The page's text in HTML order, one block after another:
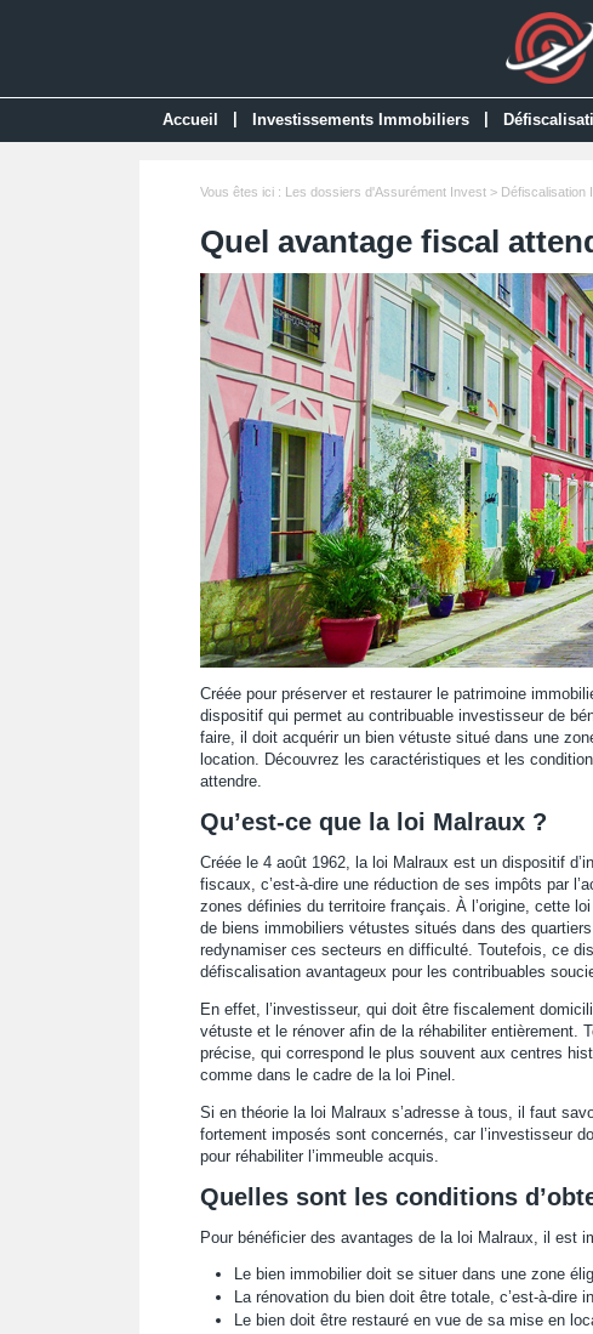
Accueil Investissements Immobiliers
Vous êtes ici : Les dossiers d'Assurément Invest> Défiscalisation
Quel avantage fiscal
Créée pour préserver et restaurer le patrimoine
dispositif qui permet au contribuable investisseur de
faire, il doit acquérir un bien vétuste situé dans une
location. Découvrez les caractéristiques et les
attendre.
Qu’est-ce que la loi Malraux ?
Créée le 4 août 1962, la loi Malraux est un dispositif
fiscaux, c’est-à-dire une réduction de ses impôts par
zones définies du territoire français. À l’origine, cette
de biens immobiliers vétustes situés dans des
redynamiser ces secteurs en difficulté. Toutefois, ce
défiscalisation avantageux pour les contribuables
En effet, l’investisseur, qui doit être fiscalement
vétuste et le rénover afin de la réhabiliter entièrement.
précise, qui correspond le plus souvent aux centres
comme dans le cadre de la loi Pinel.
Si en théorie la loi Malraux s’adresse à tous, il faut
fortement imposés sont concernés, car l’investisseur
pour réhabiliter l’immeuble acquis.
Quelles sont les conditions
Pour bénéficier des avantages de la loi Malraux, il est
Le bien immobilier doit se situer dans une zone
La rénovation du bien doit être totale, c’est-à-dire
Le bien doit être restauré en vue de sa mise en